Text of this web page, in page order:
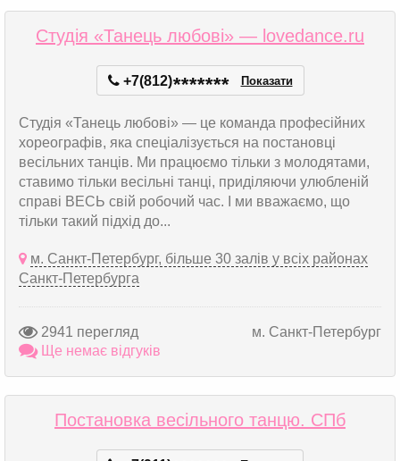
Студія «Танець любові» — lovedance.ru
+7(812)******* Показати
Студія «Танець любові» — це команда професійних
хореографів, яка спеціалізується на постановці
весільних танців. Ми працюємо тільки з молодятами,
ставимо тільки весільні танці, приділяючи улюбленій
справі ВЕСЬ свій робочий час. І ми вважаємо, що
тільки такий підхід до...
м. Санкт-Петербург, більше 30 залів у всіх районах
Санкт-Петербурга
2941 перегляд
м. Санкт-Петербург
Ще немає відгуків
Постановка весільного танцю. СПб